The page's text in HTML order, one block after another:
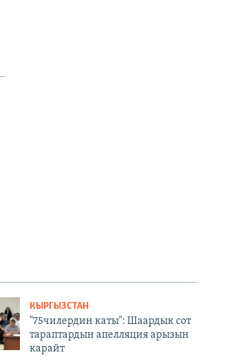
КЫРГЫЗСТАН
"75чилердин каты": Шаардык сот
тараптардын апелляция арызын
карайт